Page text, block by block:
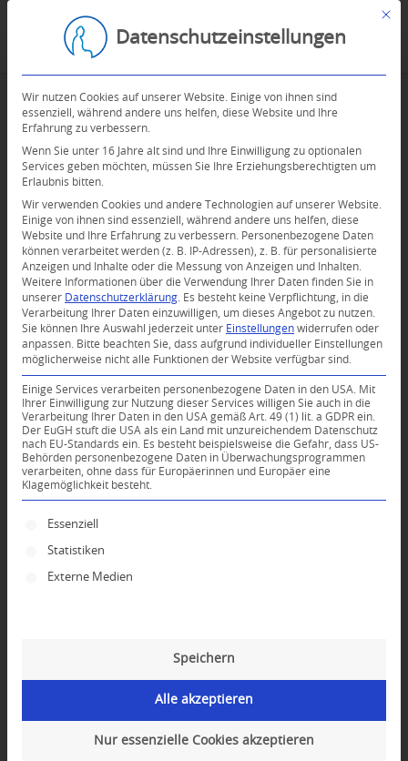
0
KOMMENTARE
Dein Kommentar
An Diskussion beteiligen?
Hinterlassen Sie uns Ihren Kommentar!
Name*
E-Mail-Adresse*
Mit
Datenschutzeinstellungen
Wir nutzen Cookies auf unserer Website. Einige von ihnen sind
essenziell, während andere uns helfen, diese Website und Ihre
Erfahrung zu verbessern.
Wenn Sie unter 16 Jahre alt sind und Ihre Einwilligung zu optionalen
Services geben möchten, müssen Sie Ihre Erziehungsberechtigten um
Erlaubnis bitten.
Wir verwenden Cookies und andere Technologien auf unserer Website.
Einige von ihnen sind essenziell, während andere uns helfen, diese
Website und Ihre Erfahrung zu verbessern.
Personenbezogene Daten
können verarbeitet werden (z. B. IP-Adressen), z. B. für personalisierte
Anzeigen und Inhalte oder die Messung von Anzeigen und Inhalten.
Weitere Informationen über die Verwendung Ihrer Daten finden Sie in
unserer Datenschutzerklärung
Es besteht keine Verpflichtung, in die
Verarbeitung Ihrer Daten einzuwilligen, um dieses Angebot zu nutzen.
Sie können Ihre Auswahl jederzeit unter Einstellungen widerrufen oder
anpassen.
Bitte beachten Sie, dass aufgrund individueller Einstellungen
möglicherweise nicht alle Funktionen der Website verfügbar sind.
Einige Services verarbeiten personenbezogene Daten in den USA. Mit
Ihrer Einwilligung zur Nutzung dieser Services willigen Sie auch in die
Verarbeitung Ihrer Daten in den USA gemäß Art. 49 (1) lit. a GDPR ein.
Der EuGH stuft die USA als ein Land mit unzureichendem Datenschutz
nach EU-Standards ein. Es besteht beispielsweise die Gefahr, dass US-
Behörden personenbezogene Daten in Überwachungsprogrammen
verarbeiten, ohne dass für Europäerinnen und Europäer eine
Klagemöglichkeit besteht.
Es folgt eine Liste der Service-Gruppen, für die
Essenziell
Statistiken
Externe Medien
Speichern
Alle akzeptieren
Nur essenzielle Cookies akzeptieren